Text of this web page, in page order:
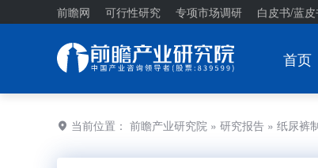
前瞻网 可行性研究 专项市场调研 白皮书/蓝皮
首页
当前位置： 前瞻产业研究院 » 研究报告 » 纸尿裤